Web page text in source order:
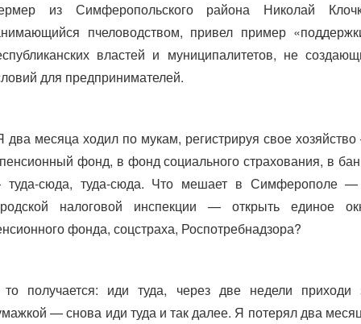
из Симферопольского района Николай
пчеловодством, привел пример
властей и муниципалитетов, не
для предпринимателей.
два месяца ходил по мукам, регистрируя свое
фонд, в фонд социального страхования, в
сюда, туда-сюда. Что мешает в Симферополе
налоговой инспекции — открыть единое
фонда, соцстраха, Роспотребнадзора?
получается: иди туда, через две недели приходи
— снова иди туда и так далее. Я потерял два